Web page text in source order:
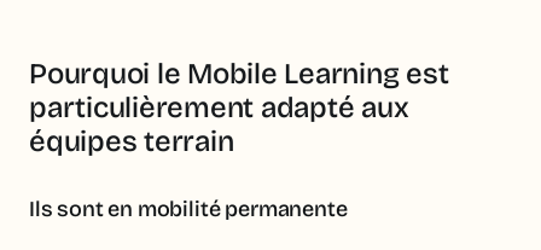
Pourquoi le Mobile Learning est
particulièrement adapté aux
équipes terrain
Ils sont en mobilité permanente